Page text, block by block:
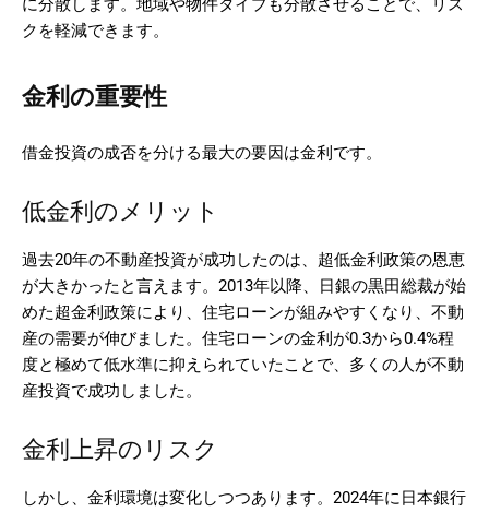
に分散します。地域や物件タイプも分散させることで、リス
クを軽減できます。
金利の重要性
借金投資の成否を分ける最大の要因は金利です。
低金利のメリット
過去20年の不動産投資が成功したのは、超低金利政策の恩恵
が大きかったと言えます。2013年以降、日銀の黒田総裁が始
めた超金利政策により、住宅ローンが組みやすくなり、不動
産の需要が伸びました。住宅ローンの金利が0.3から0.4%程
度と極めて低水準に抑えられていたことで、多くの人が不動
産投資で成功しました。
金利上昇のリスク
しかし、金利環境は変化しつつあります。2024年に日本銀行